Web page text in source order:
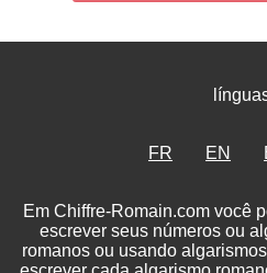
FR EN
Em Chiffre-Romain.com você
escrever seus números ou
romanos ou usando